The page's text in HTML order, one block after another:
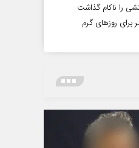
را ناکام گذاشت
برای روز‌های گرم